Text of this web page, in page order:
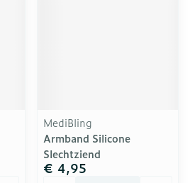
MediBling
Armband Silicone
Slechtziend
€ 4,95